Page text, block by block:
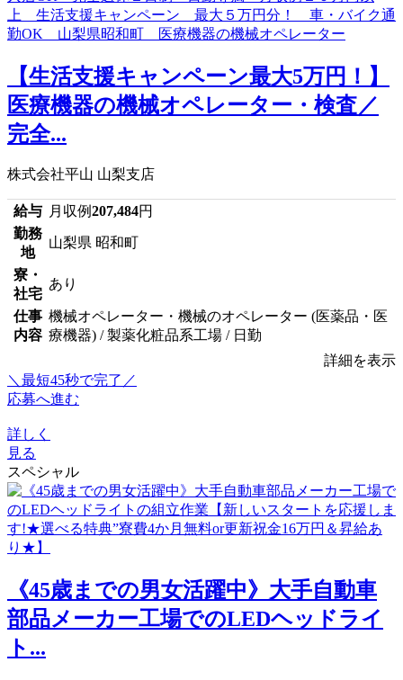
【生活支援キャンペーン最大5万円！】
医療機器の機械オペレーター・検査／
完全...
株式会社平山 山梨支店
給与 月収例207,484円
勤務
地
山梨県 昭和町
寮・
社宅
あり
仕事
内容
機械オペレーター・機械のオペレーター (医薬品・医
療機器) / 製薬化粧品系工場 / 日勤
詳細を表示
＼最短45秒で完了／
応募へ進む
詳しく
見る
スペシャル
《45歳までの男女活躍中》大手自動車
部品メーカー工場でのLEDヘッドライ
ト...